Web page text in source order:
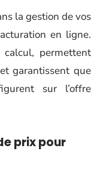
la gestion de vos
en ligne.
permettent
garantissent que
sur l’offre
prix pour